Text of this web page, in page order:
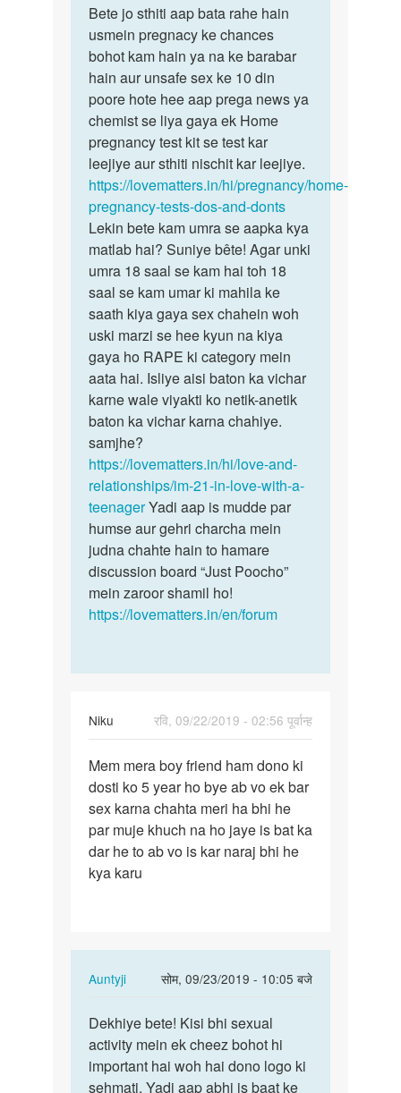
to
Mene
apne
se
but
Kam
Umar
ki…
by
Ghochu
Bete
jo
sthiti
aap
bata
rahe…
Bete jo sthiti aap bata rahe hain
usmein pregnacy ke chances
bohot kam hain ya na ke barabar
hain aur unsafe sex ke 10 din
poore hote hee aap prega news ya
chemist se liya gaya ek Home
pregnancy test kit se test kar
leejiye aur sthiti nischit kar leejiye.
https://lovematters.in/hi/pregnancy/home-
pregnancy-tests-dos-and-donts
Lekin bete kam umra se aapka kya
matlab hai? Suniye bête! Agar unki
umra 18 saal se kam hai toh 18
saal se kam umar ki mahila ke
saath kiya gaya sex chahein woh
uski marzi se hee kyun na kiya
gaya ho RAPE ki category mein
aata hai. Isliye aisi baton ka vichar
karne wale viyakti ko netik-anetik
baton ka vichar karna chahiye.
samjhe?
https://lovematters.in/hi/love-and-
relationships/im-21-in-love-with-a-
teenagerYadi aap is mudde par
humse aur gehri charcha mein
judna chahte hain to hamare
discussion board “Just Poocho”
mein zaroor shamil ho!
https://lovematters.in/en/forum
Niku
रवि, 09/22/2019 - 02:56 पूर्वान्ह
Mem
mera
boy
friend
ham…
Mem mera boy friend ham dono ki
dosti ko 5 year ho bye ab vo ek bar
sex karna chahta meri ha bhi he
par muje khuch na ho jaye is bat ka
dar he to ab vo is kar naraj bhi he
kya karu
Auntyji
सोम, 09/23/2019 - 10:05 बजे
In
to
Mem
mera
boy
Dekhiye
bete!
Kisi
bhi…
Dekhiye bete! Kisi bhi sexual
activity mein ek cheez bohot hi
important hai woh hai dono logo ki
sehmati. Yadi aap abhi is baat ke